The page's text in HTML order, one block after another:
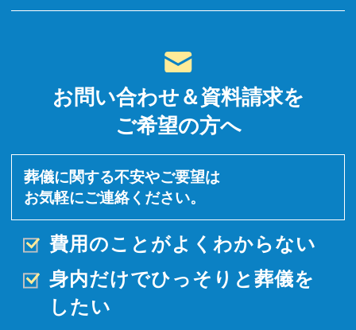
お問い合わせ＆資料請求を
ご希望の方へ
葬儀に関する不安やご要望は
お気軽にご連絡ください。
費用のことがよくわからない
身内だけでひっそりと 葬儀を
したい